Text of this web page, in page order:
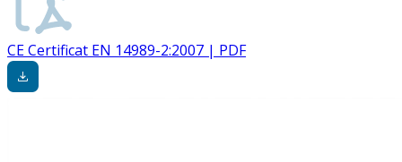
CE Certificat EN 14989-2:2007 | PDF